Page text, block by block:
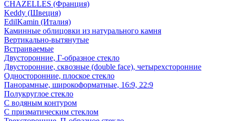
CHAZELLES (Франция)
Keddy (Швеция)
EdilKamin (Италия)
Каминные облицовки из натурального камня
Вертикально-вытянутые
Встраиваемые
Двусторонние, Г-образное стекло
Двусторонние, сквозные (double face), четырехсторонние
Односторонние, плоское стекло
Панорамные, широкоформатные, 16:9, 22:9
Полукруглое стекло
С водяным контуром
С призматическим стеклом